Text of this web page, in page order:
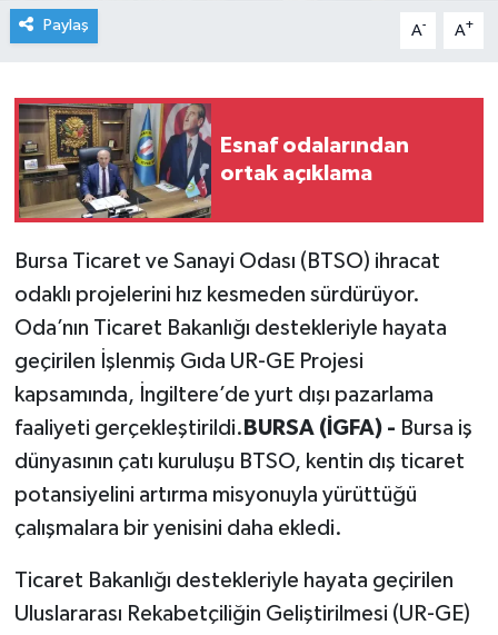
Paylaş A- A+
Esnaf odalarından
ortak açıklama
Bursa Ticaret ve Sanayi Odası (BTSO) ihracat
odaklı projelerini hız kesmeden sürdürüyor.
Oda’nın Ticaret Bakanlığı destekleriyle hayata
geçirilen İşlenmiş Gıda UR-GE Projesi
kapsamında, İngiltere’de yurt dışı pazarlama
faaliyeti gerçekleştirildi. BURSA (İGFA) - Bursa iş
dünyasının çatı kuruluşu BTSO, kentin dış ticaret
potansiyelini artırma misyonuyla yürüttüğü
çalışmalara bir yenisini daha ekledi.
Ticaret Bakanlığı destekleriyle hayata geçirilen
Uluslararası Rekabetçiliğin Geliştirilmesi (UR-GE)